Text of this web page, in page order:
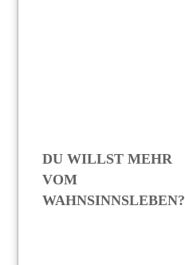
DU WILLST MEHR
VOM
WAHNSINNSLEBEN?